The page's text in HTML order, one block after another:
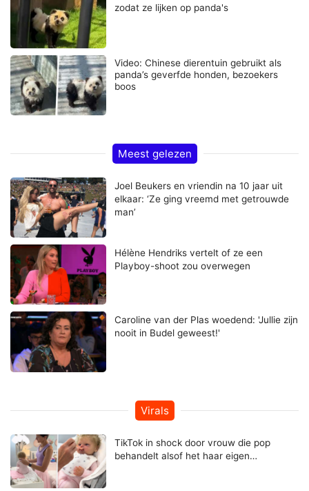
zodat ze lijken op panda's
Video: Chinese dierentuin gebruikt als
panda’s geverfde honden, bezoekers
boos
Meest gelezen
Joel Beukers en vriendin na 10 jaar uit
elkaar: ‘Ze ging vreemd met getrouwde
man’
Hélène Hendriks vertelt of ze een
Playboy-shoot zou overwegen
Caroline van der Plas woedend: 'Jullie zijn
nooit in Budel geweest!'
Virals
TikTok in shock door vrouw die pop
behandelt alsof het haar eigen…